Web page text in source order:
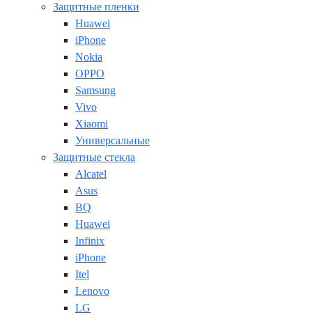
Защитные пленки
Huawei
iPhone
Nokia
OPPO
Samsung
Vivo
Xiaomi
Универсальные
Защитные стекла
Alcatel
Asus
BQ
Huawei
Infinix
iPhone
Itel
Lenovo
LG